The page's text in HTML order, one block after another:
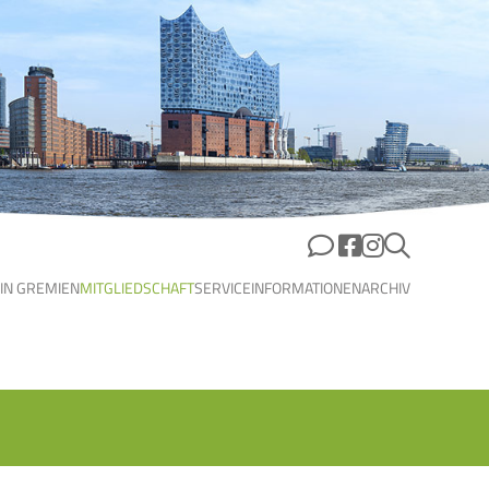
GREMIENMITGLIEDSCHAFTSERVICEINFORMATIONENARCHIV